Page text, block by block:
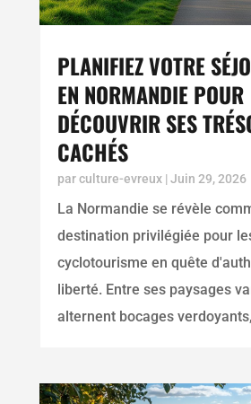
PLANIFIEZ VOTRE
EN NORMANDIE POUR
DÉCOUVRIR SES
CACHÉS
parculture-evreux| Juin 29, 2026
La Normandie se révèle
destination privilégiée pour
cyclotourisme en quête
liberté. Entre ses paysages
alternent bocages